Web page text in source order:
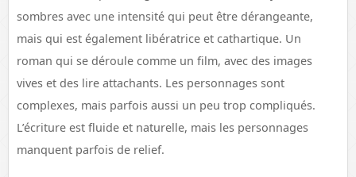
sombres avec une intensité qui peut être dérangeante,
mais qui est également libératrice et cathartique. Un
roman qui se déroule comme un film, avec des images
vives et des lire attachants. Les personnages sont
complexes, mais parfois aussi un peu trop compliqués.
L’écriture est fluide et naturelle, mais les personnages
manquent parfois de relief.